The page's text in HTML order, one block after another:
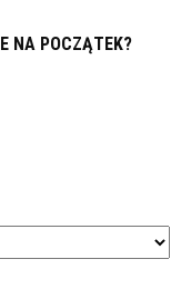
NA POCZĄTEK?